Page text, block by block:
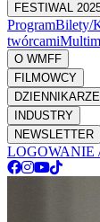
FESTIWAL
ProgramBilety/
twórcami
O WMFF
FILMOWCY
DZIENNIKARZE
INDUSTRY
NEWSLETTER
LOGOWANIE